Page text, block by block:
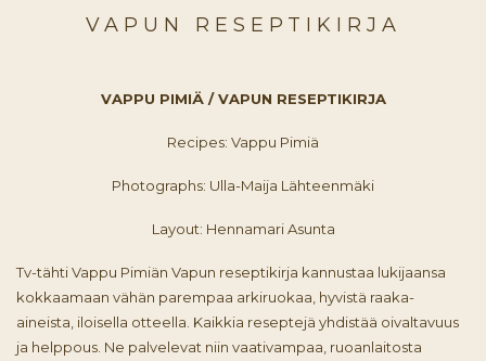
VAPUN RESEPTIKIRJA
VAPPU PIMIÄ / VAPUN RESEPTIKIRJA
Recipes: Vappu Pimiä
Photographs: Ulla-Maija Lähteenmäki
Layout: Hennamari Asunta
Tv-tähti Vappu Pimiän Vapun reseptikirja kannustaa lukijaansa
kokkaamaan vähän parempaa arkiruokaa, hyvistä raaka-
aineista, iloisella otteella. Kaikkia reseptejä yhdistää oivaltavuus
ja helppous. Ne palvelevat niin vaativampaa, ruoanlaitosta